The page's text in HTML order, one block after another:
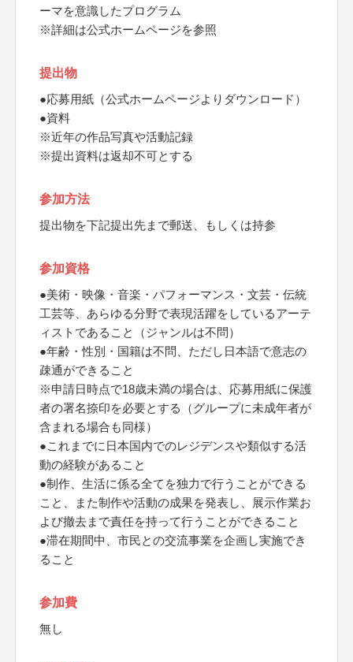
ーマを意識したプログラム
※詳細は公式ホームページを参照
提出物
●応募用紙（公式ホームページよりダウンロード）
●資料
※近年の作品写真や活動記録
※提出資料は返却不可とする
参加方法
提出物を下記提出先まで郵送、もしくは持参
参加資格
●美術・映像・音楽・パフォーマンス・文芸・伝統
工芸等、あらゆる分野で表現活躍をしているアーテ
ィストであること（ジャンルは不問）
●年齢・性別・国籍は不問、ただし日本語で意志の
疎通ができること
※申請日時点で18歳未満の場合は、応募用紙に保護
者の署名捺印を必要とする（グループに未成年者が
含まれる場合も同様）
●これまでに日本国内でのレジデンスや類似する活
動の経験があること
●制作、生活に係る全てを独力で行うことができる
こと、また制作や活動の成果を発表し、展示作業お
よび撤去まで責任を持って行うことができること
●滞在期間中、市民との交流事業を企画し実施でき
ること
参加費
無し